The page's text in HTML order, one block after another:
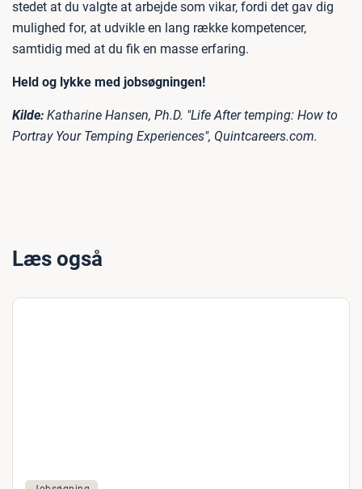
stedet at du valgte at arbejde som vikar, fordi det gav dig
mulighed for, at udvikle en lang række kompetencer,
samtidig med at du fik en masse erfaring.
Held og lykke med jobsøgningen!
Kilde: Katharine Hansen, Ph.D. "Life After temping: How to
Portray Your Temping Experiences", Quintcareers.com.
Læs også